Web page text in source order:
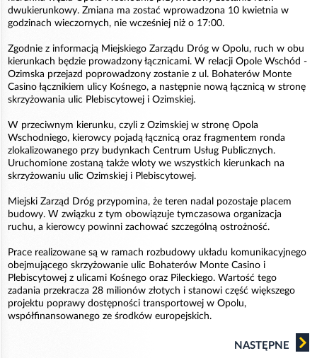
dwukierunkowy. Zmiana ma zostać wprowadzona 10 kwietnia w
godzinach wieczornych, nie wcześniej niż o 17:00.
Zgodnie z informacją Miejskiego Zarządu Dróg w Opolu, ruch w obu
kierunkach będzie prowadzony łącznicami. W relacji Opole Wschód -
Ozimska przejazd poprowadzony zostanie z ul. Bohaterów Monte
Casino łącznikiem ulicy Kośnego, a następnie nową łącznicą w stronę
skrzyżowania ulic Plebiscytowej i Ozimskiej.
W przeciwnym kierunku, czyli z Ozimskiej w stronę Opola
Wschodniego, kierowcy pojadą łącznicą oraz fragmentem ronda
zlokalizowanego przy budynkach Centrum Usług Publicznych.
Uruchomione zostaną także wloty we wszystkich kierunkach na
skrzyżowaniu ulic Ozimskiej i Plebiscytowej.
Miejski Zarząd Dróg przypomina, że teren nadal pozostaje placem
budowy. W związku z tym obowiązuje tymczasowa organizacja
ruchu, a kierowcy powinni zachować szczególną ostrożność.
Prace realizowane są w ramach rozbudowy układu komunikacyjnego
obejmującego skrzyżowanie ulic Bohaterów Monte Casino i
Plebiscytowej z ulicami Kośnego oraz Pileckiego. Wartość tego
zadania przekracza 28 milionów złotych i stanowi część większego
projektu poprawy dostępności transportowej w Opolu,
współfinansowanego ze środków europejskich.
NASTĘPNE